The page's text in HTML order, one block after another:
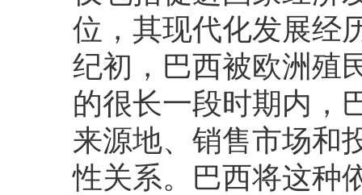
位，其现代化发展经
纪初，巴西被欧洲殖
的很长一段时期内，
来源地、销售市场和
性关系。巴西将这种